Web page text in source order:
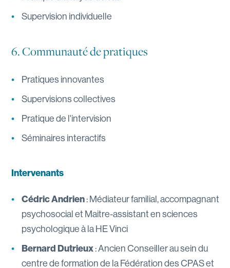
Supervision individuelle
6. Communauté de pratiques
Pratiques innovantes
Supervisions collectives
Pratique de l'intervision
Séminaires interactifs
Intervenants
Cédric Andrien: Médiateur familial, accompagnant
psychosocial et Maitre-assistant en sciences
psychologique à la HE Vinci
Bernard Dutrieux: Ancien Conseiller au sein du
centre de formation de la Fédération des CPAS et